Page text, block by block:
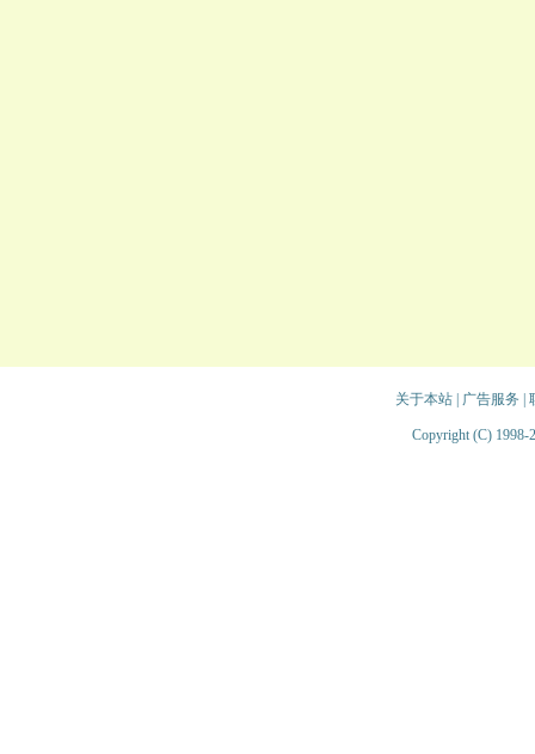
关于本站| 广告服务
Copyright (C) 1998-